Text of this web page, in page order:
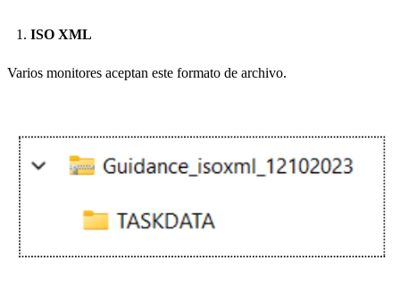
ISO XML
Varios monitores aceptan este formato de archivo.